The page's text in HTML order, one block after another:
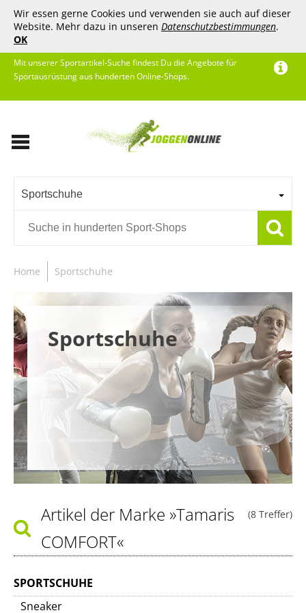
Wir essen gerne Cookies und verwenden sie auch auf dieser
Website. Mehr dazu in unseren Datenschutzbestimmungen.
OK
Mit unserer Sportartikel-Suche findest Du die Angebote für
Sportausrüstung aus hunderten Online-Shops.
Sportschuhe
Home Sportschuhe
Sportschuhe
(8 Treffer)
Artikel der Marke »Tamaris
COMFORT«
SPORTSCHUHE
Sneaker